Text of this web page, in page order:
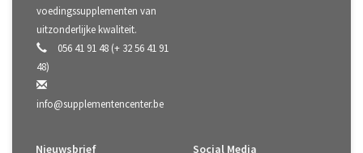
voedingssupplementen van
uitzonderlijke kwaliteit.
056 41 91 48 (+ 32 56 41 91
48)
info@supplementencenter.be
Nieuwsbrief Social Media